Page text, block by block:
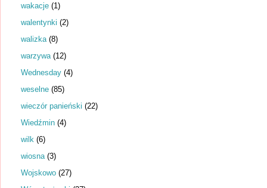
wakacje (1)
walentynki (2)
walizka (8)
warzywa (12)
Wednesday (4)
weselne (85)
wieczór panieński (22)
Wiedźmin (4)
wilk (6)
wiosna (3)
Wojskowo (27)